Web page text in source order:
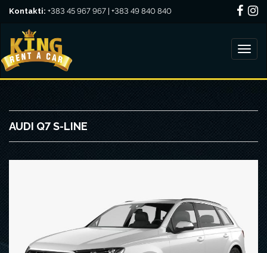
Kontakti: +383 45 967 967 | +383 49 840 840
AUDI Q7 S-LINE